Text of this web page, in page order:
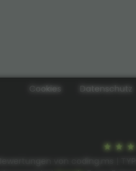
Cookies Datenschutz
Bewertungen von coding.ms |